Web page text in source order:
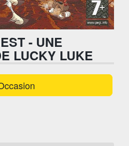
- UNE
LUCKY LUKE